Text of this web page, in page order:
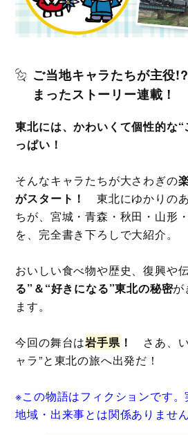
ご当地キャラたちが主役
まったストーリー連載！
東北には、かわいくて個性的な
っぱい！
そんなキャラたちが大さわぎの
がスタート！東北にゆかりの
ちが、宮城・青森・秋田・山形
を、完全書き下ろしで大紹介。
おいしい食べ物や歴史、復興や伝
る”＆“好きになる”東北の秘密が
ます。
今回の舞台は岩手県 ！ さあ、
ャラ”と東北の旅へ出発だ！
※この物語はフィクションです。
地域・出来事とは関係ありません